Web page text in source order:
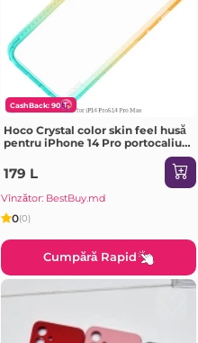
CashBack: 90
Hoco Crystal color skin feel husă
pentru iPhone 14 Pro portocaliu
179 L
Vînzător: BestBuy.md
0(0)
Cumpără Rapid